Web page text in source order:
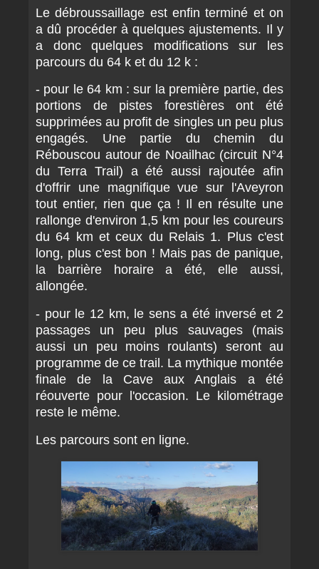
Le débroussaillage est enfin terminé et on
a dû procéder à quelques ajustements. Il y
a donc quelques modifications sur les
parcours du 64 k et du 12 k :
- pour le 64 km : sur la première partie, des
portions de pistes forestières ont été
supprimées au profit de singles un peu plus
engagés. Une partie du chemin du
Rébouscou autour de Noailhac (circuit N°4
du Terra Trail) a été aussi rajoutée afin
d'offrir une magnifique vue sur l'Aveyron
tout entier, rien que ça ! Il en résulte une
rallonge d'environ 1,5 km pour les coureurs
du 64 km et ceux du Relais 1. Plus c'est
long, plus c'est bon ! Mais pas de panique,
la barrière horaire a été, elle aussi,
allongée.
- pour le 12 km, le sens a été inversé et 2
passages un peu plus sauvages (mais
aussi un peu moins roulants) seront au
programme de ce trail. La mythique montée
finale de la Cave aux Anglais a été
réouverte pour l'occasion. Le kilométrage
reste le même.
Les parcours sont en ligne.